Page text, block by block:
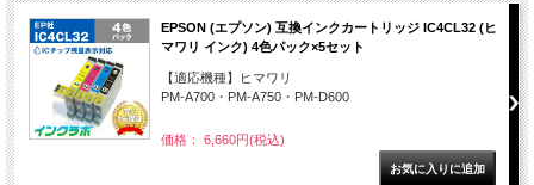
EPSON (エプソン) 互換インクカートリッジ IC4CL32 (ヒ
マワリ インク) 4色パック×5セット
【適応機種】ヒマワリ
PM-A700・PM-A750・PM-D600
価格： 6,660円(税込)